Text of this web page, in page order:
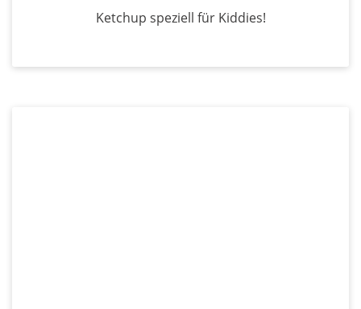
Ketchup speziell für Kiddies!